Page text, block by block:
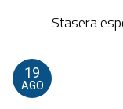
Stasera
19
AGO